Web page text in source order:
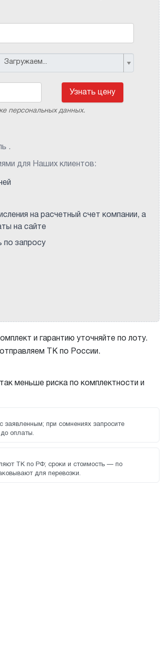
Загружаем...
Узнать цену
персональных данных.
.
для Наших клиентов:
на расчетный счет компании, а
на сайте
по запросу
и гарантию уточняйте по лоту.
ТК по России.
меньше риска по комплектности и
заявленным; при сомнениях запросите
оплаты.
ТК по РФ; сроки и стоимость — по
для перевозки.